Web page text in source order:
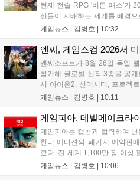
턴제 전술 RPG '비튼 패스'가
신들이 지배하는 세계를 배경
듀얼 잡 시스템이 특징입니다.
은 미정입니다....
게임뉴스 | 김병호 10:32
엔씨, 게임스컴 2026서
엔씨소프트가 8월 26일 독일
참가해 글로벌 신작 3종을 공
서 아이온2, 신더시티, 프로젝
이틀이 발표될 예정이다. 특히
베일을 벗는다. 또한 북미 스튜
관에 출품되어 글로벌 시장
통해 전 세계 이용자와의 접점
극대화할 계획이다....
게임뉴스 | 김병호 10:11
게임피아, 데빌메이크라
게임피아는 캡콤과 협력하여
헌터 에디션의 패키지 예약판
혔다. 전 세계 1,100만 장 이상
한국어를 공식 지원하며, 본편
게임뉴스 | 김병호 10:06